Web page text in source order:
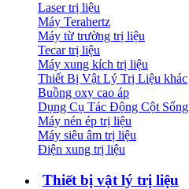
Laser trị liệu
Máy Terahertz
Máy từ trường trị liệu
Tecar trị liệu
Máy xung kích trị liệu
Thiết Bị Vật Lý Trị Liệu khác
Buồng oxy cao áp
Dụng Cụ Tác Động Cột Sống
Máy nén ép trị liệu
Máy siêu âm trị liệu
Điện xung trị liệu
Thiết bị vật lý trị liệu